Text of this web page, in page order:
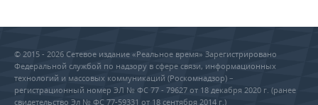
© 2015 - 2026 Сетевое издание «Реальное время» Зарегистрировано
Федеральной службой по надзору в сфере связи, информационных
технологий и массовых коммуникаций (Роскомнадзор) –
регистрационный номер ЭЛ № ФС 77 - 79627 от 18 декабря 2020 г. (ранее
свидетельство Эл № ФС 77-59331 от 18 сентября 2014 г.)